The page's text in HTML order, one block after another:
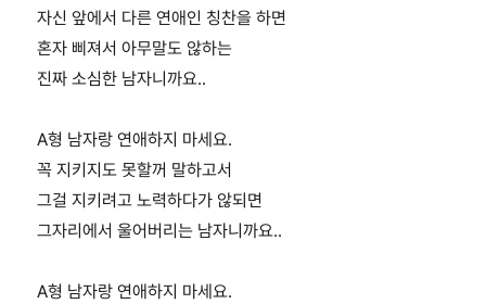
자신 앞에서 다른 연애인 칭찬을 하면
혼자 삐져서 아무말도 않하는
진짜 소심한 남자니까요..
A형 남자랑 연애하지 마세요.
꼭 지키지도 못할꺼 말하고서
그걸 지키려고 노력하다가 않되면
그자리에서 울어버리는 남자니까요..
A형 남자랑 연애하지 마세요.